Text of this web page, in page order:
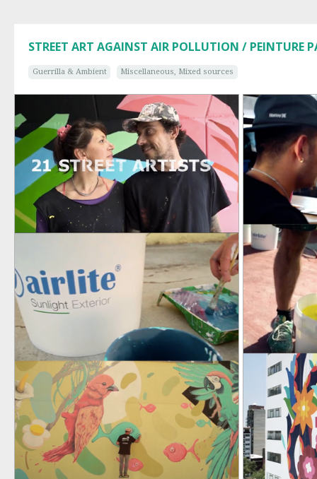
STREET ART AGAINST AIR POLLUTION / PEINTURE
Guerrilla & Ambient Miscellaneous, Mixed sources